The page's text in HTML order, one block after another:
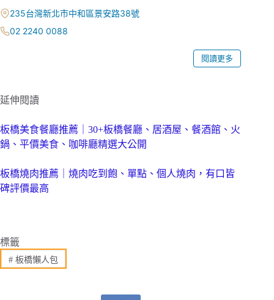
235台灣新北市中和區景安路38號
02 2240 0088
閱讀更多
延伸閱讀
板橋美食餐廳推薦｜30+板橋餐廳、居酒屋、餐酒館、火
鍋、平價美食、咖啡廳精選大公開
板橋燒肉推薦｜燒肉吃到飽、單點、個人燒肉，有口皆
碑評價最高
標籤
#板橋懶人包